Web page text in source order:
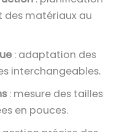
des matériaux au
: adaptation des
interchangeables.
: mesure des tailles
en pouces.